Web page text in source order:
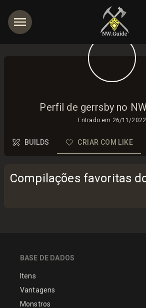
Perfil de gerrsby no
Entrado em 26/11/2022
BUILDS CRIAR COM LIKE
Compilações favoritas
BASE DE DADOS
Itens
Vantagens
Monstros